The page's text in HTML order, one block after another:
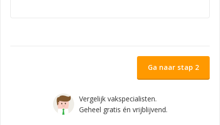
Vergelijk vakspecialisten.
Geheel gratis én vrijblijvend.
Ga naar stap 2